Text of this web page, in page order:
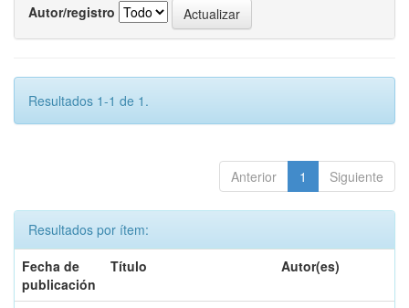
Autor/registro
Resultados 1-1 de 1.
Anterior 1 Siguiente
Resultados por ítem:
Fecha de
publicación
Título Autor(es)